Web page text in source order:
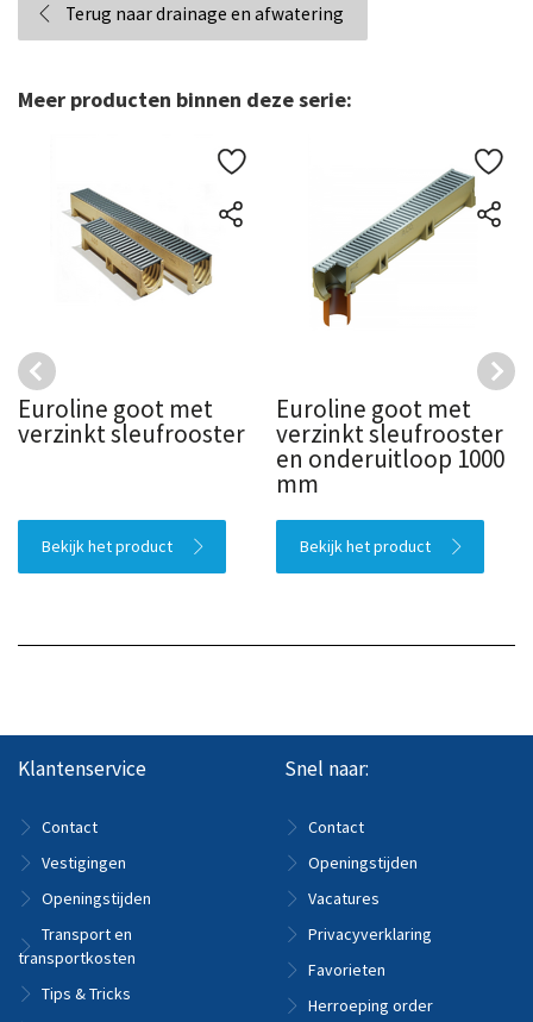
Terug naar drainage en afwatering
Meer producten binnen deze serie:
Euroline goot met
verzinkt sleufrooster
Bekijk het product
Euroline goot met
verzinkt sleufrooster
en onderuitloop 1000
mm
Bekijk het product
Klantenservice
Contact
Vestigingen
Openingstijden
Transport en
transportkosten
Tips & Tricks
Snel naar:
Contact
Openingstijden
Vacatures
Privacyverklaring
Favorieten
Herroeping order